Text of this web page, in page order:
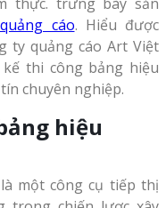
cáo. Hiểu được
ty quảng cáo Art Việt
kế thi công bảng hiệu
chuyên nghiệp.
hiệu
một công cụ tiếp thị